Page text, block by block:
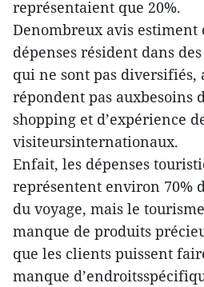
représentaient que 20%.
Denombreux avis estiment
dépenses résident dans
qui ne sont pas diversifiés,
répondent pas auxbesoins
shopping et d’expérience
visiteursinternationaux.
Enfait, les dépenses
représentent environ 70%
du voyage, mais le
manque de produits
que les clients puissent
manque